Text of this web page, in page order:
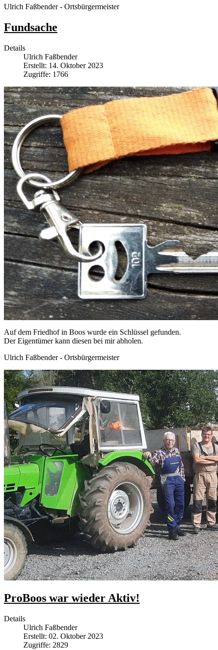
Ulrich Faßbender - Ortsbürgermeister
Fundsache
Details
Ulrich Faßbender
Erstellt: 14. Oktober 2023
Zugriffe: 1766
Auf dem Friedhof in Boos wurde ein Schlüssel gefunden.
Der Eigentümer kann diesen bei mir abholen.
Ulrich Faßbender - Ortsbürgermeister
ProBoos war wieder Aktiv!
Details
Ulrich Faßbender
Erstellt: 02. Oktober 2023
Zugriffe: 2829